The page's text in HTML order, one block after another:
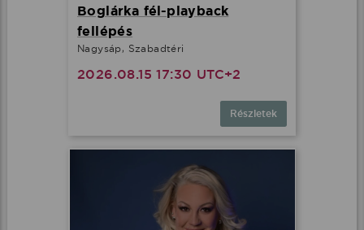
Boglárka fél-playback
fellépés
Nagysáp, Szabadtéri
2026.08.15 17:30 UTC+2
Részletek